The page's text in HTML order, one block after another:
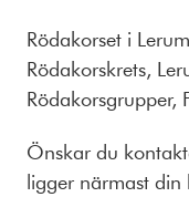
Rödakorset i
Rödakorskrets,
Rödakorsgrupper,
Önskar du
ligger närmast din